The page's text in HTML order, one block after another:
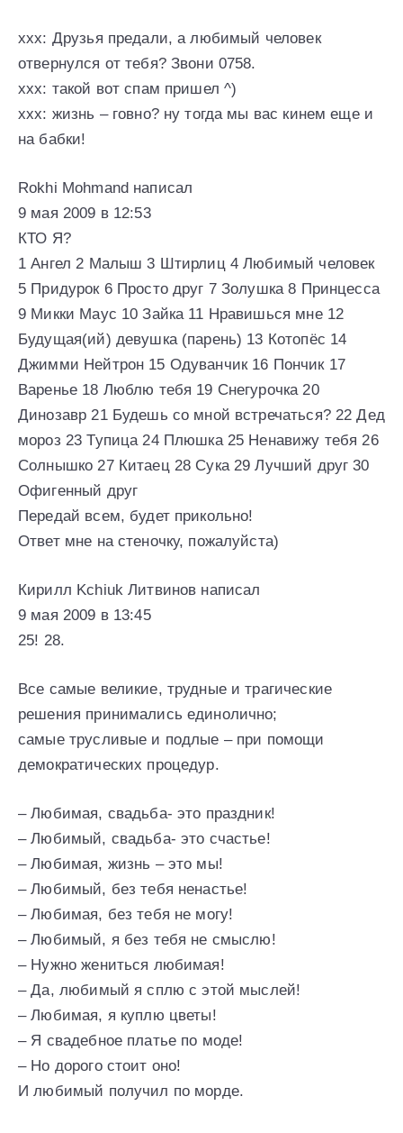
xxx: Друзья предали, а любимый человек
отвернулся от тебя? Звони 0758.
xxx: такой вот спам пришел ^)
xxx: жизнь – говно? ну тогда мы вас кинем еще и
на бабки!
Rokhi Mohmand написал
9 мая 2009 в 12:53
КТО Я?
1 Ангел 2 Малыш 3 Штирлиц 4 Любимый человек
5 Придурок 6 Просто друг 7 Золушка 8 Принцесса
9 Микки Маус 10 Зайка 11 Нравишься мне 12
Будущая(ий) девушка (парень) 13 Котопёс 14
Джимми Нейтрон 15 Одуванчик 16 Пончик 17
Варенье 18 Люблю тебя 19 Снегурочка 20
Динозавр 21 Будешь со мной встречаться? 22 Дед
мороз 23 Тупица 24 Плюшка 25 Ненавижу тебя 26
Солнышко 27 Китаец 28 Сука 29 Лучший друг 30
Офигенный друг
Передай всем, будет прикольно!
Ответ мне на стеночку, пожалуйста)
Кирилл Kchiuk Литвинов написал
9 мая 2009 в 13:45
25! 28.
Все самые великие, трудные и трагические
решения принимались единолично;
самые трусливые и подлые – при помощи
демократических процедур.
– Любимая, свадьба- это праздник!
– Любимый, свадьба- это счастье!
– Любимая, жизнь – это мы!
– Любимый, без тебя ненастье!
– Любимая, без тебя не могу!
– Любимый, я без тебя не смыслю!
– Нужно жениться любимая!
– Да, любимый я сплю с этой мыслей!
– Любимая, я куплю цветы!
– Я свадебное платье по моде!
– Но дорого стоит оно!
И любимый получил по морде.